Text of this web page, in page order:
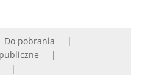
Do pobrania